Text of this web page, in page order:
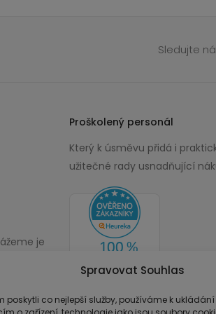
Spravovat Souhlas
poskytli co nejlepší služby, používáme k
Sledujte
je
Proškolený personál
Který k úsměvu přidá i
užitečné rady usnadňující